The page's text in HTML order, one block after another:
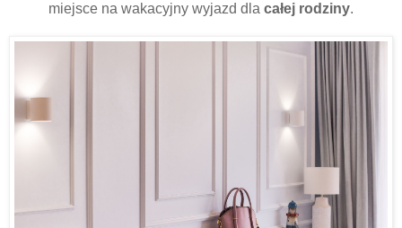
miejsce na wakacyjny wyjazd dla całej rodziny.